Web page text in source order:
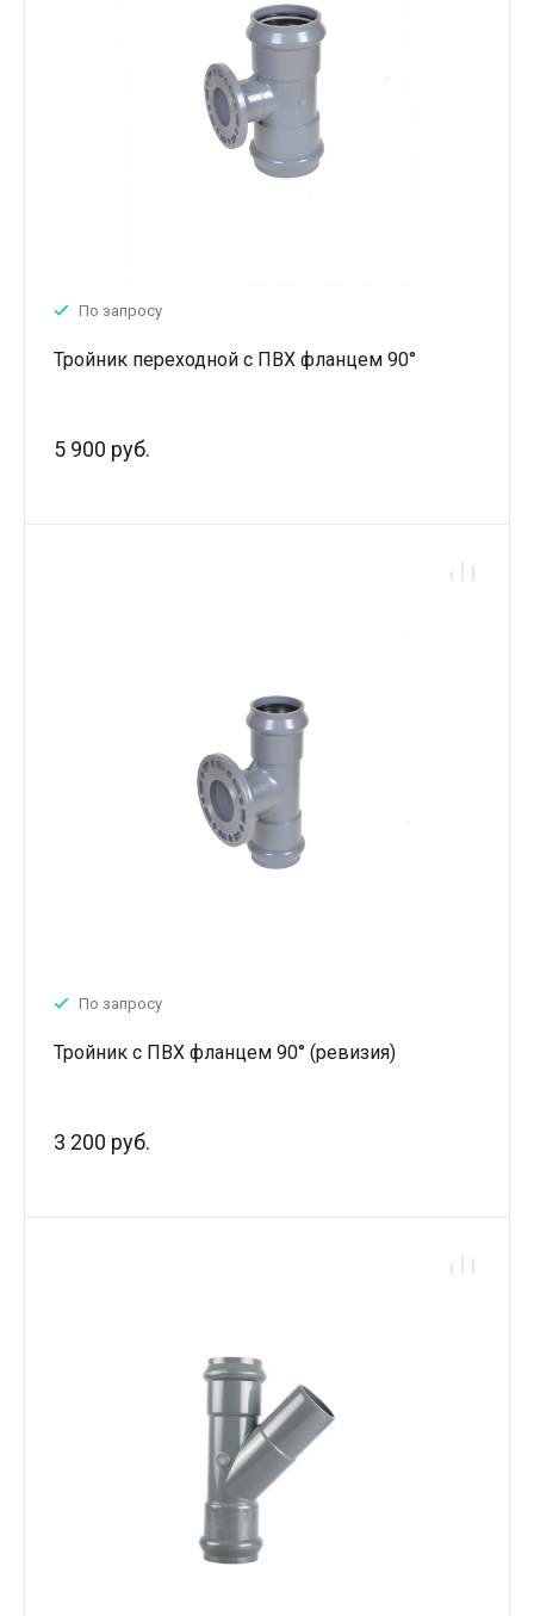
По запросу
Тройник переходной с ПВХ фланцем 90°
5 900 руб.
По запросу
Тройник с ПВХ фланцем 90° (ревизия)
3 200 руб.